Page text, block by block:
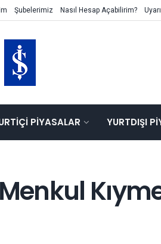
Şubelerimiz Nasıl Hesap Açabilirim?
PIYASALAR YURTDIŞI